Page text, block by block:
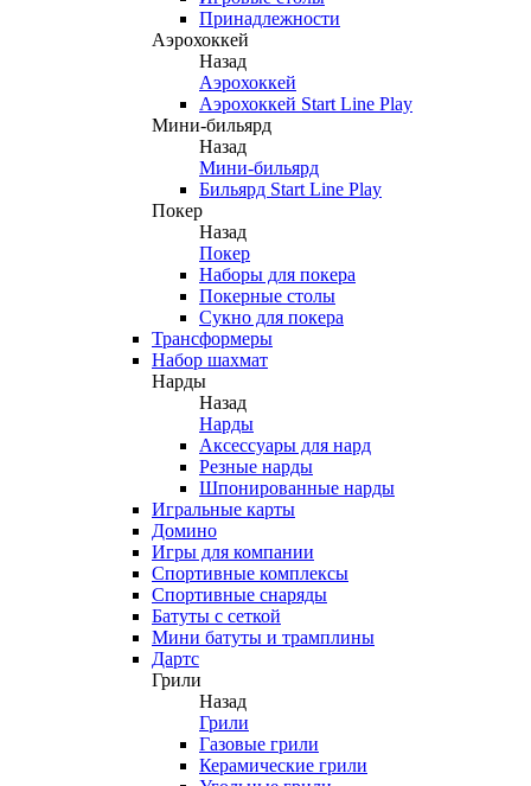
Принадлежности
Аэрохоккей
Назад
Аэрохоккей
Аэрохоккей Start Line Play
Мини-бильярд
Назад
Мини-бильярд
Бильярд Start Line Play
Покер
Назад
Покер
Наборы для покера
Покерные столы
Сукно для покера
Трансформеры
Набор шахмат
Нарды
Назад
Нарды
Аксессуары для нард
Резные нарды
Шпонированные нарды
Игральные карты
Домино
Игры для компании
Спортивные комплексы
Спортивные снаряды
Батуты с сеткой
Мини батуты и трамплины
Дартс
Грили
Назад
Грили
Газовые грили
Керамические грили